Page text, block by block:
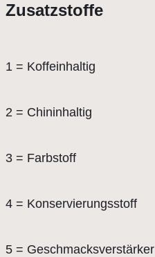
Zusatzstoffe
1 = Koffeinhaltig
2 = Chininhaltig
3 = Farbstoff
4 = Konservierungsstoff
5 = Geschmacksverstärker